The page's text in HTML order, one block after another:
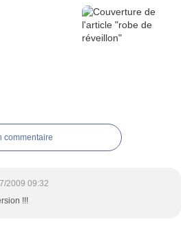
commentaire
2009 09:32
!!!